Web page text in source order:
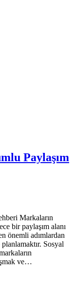
Paylaşım
Markaların
bir paylaşım alanı
önemli adımlardan
Sosyal
ve…